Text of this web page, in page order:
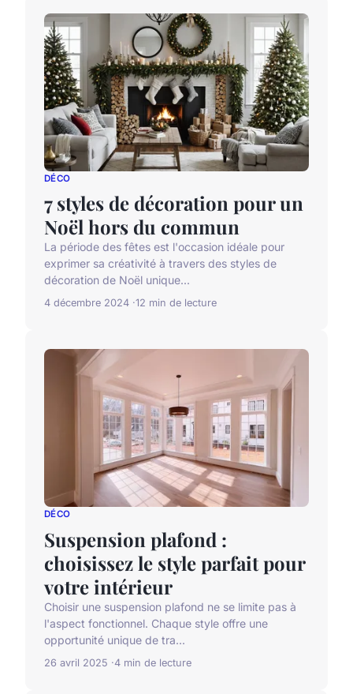
DÉCO
7 styles de décoration pour un
Noël hors du commun
La période des fêtes est l'occasion idéale pour
exprimer sa créativité à travers des styles de
décoration de Noël unique...
4 décembre 2024 12 min de lecture
DÉCO
Suspension plafond :
choisissez le style parfait pour
votre intérieur
Choisir une suspension plafond ne se limite pas à
l'aspect fonctionnel. Chaque style offre une
opportunité unique de tra...
26 avril 2025 4 min de lecture